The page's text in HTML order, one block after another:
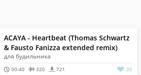
ACAYA - Heartbeat (Thomas Schwartz
& Fausto Fanizza extended remix)
для будильника
00:40 320 721 35